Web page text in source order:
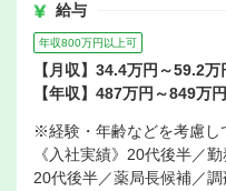
給与
年収800万円以上可
【月収】34.4万円～59.2
【年収】487万円～849万円
※経験・年齢などを考慮し
《入社実績》20代後半／
20代後半／薬局長候補／